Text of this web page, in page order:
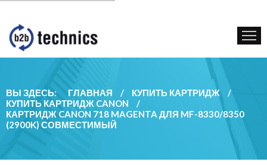
КУПИТЬ КАРТРИДЖ
ГОС. УЧРЕЖДЕНИЯМ
КОНТАКТЫ
ВЫ ЗДЕСЬ: ГЛАВНАЯ / КУПИТЬ КАРТРИДЖ
/
КУПИТЬ КАРТРИДЖ CANON
/
КАРТРИДЖ CANON 718 MAGENTA ДЛЯ MF-8330/8350
(2900K) СОВМЕСТИМЫЙ